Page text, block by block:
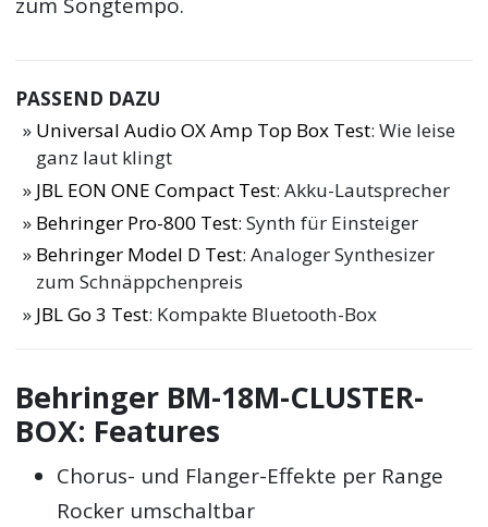
PASSEND DAZU
Universal Audio OX Amp Top Box Test: Wie leise
ganz laut klingt
JBL EON ONE Compact Test: Akku-Lautsprecher
Behringer Pro-800 Test: Synth für Einsteiger
Behringer Model D Test: Analoger Synthesizer
zum Schnäppchenpreis
JBL Go 3 Test: Kompakte Bluetooth-Box
Behringer BM-18M-CLUSTER-
BOX: Features
Chorus- und Flanger-Effekte per Range
Rocker umschaltbar